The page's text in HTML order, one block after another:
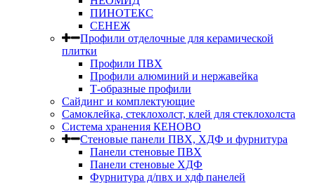
ПИНОТЕКС
СЕНЕЖ
Профили отделочные для керамической
плитки
Профили ПВХ
Профили алюминий и нержавейка
Т-образные профили
Сайдинг и комплектующие
Самоклейка, стеклохолст, клей для стеклохолста
Система хранения КЕНОВО
Стеновые панели ПВХ, ХДФ и фурнитура
Панели стеновые ПВХ
Панели стеновые ХДФ
Фурнитура д/пвх и хдф панелей